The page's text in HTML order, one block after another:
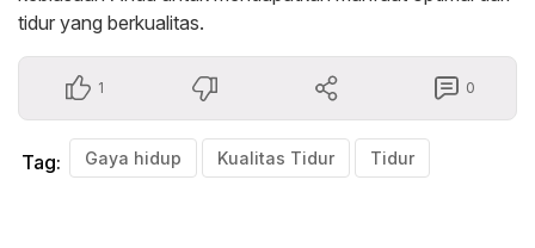
tidur yang berkualitas.
1 0
Tag: Gaya hidup Kualitas Tidur Tidur